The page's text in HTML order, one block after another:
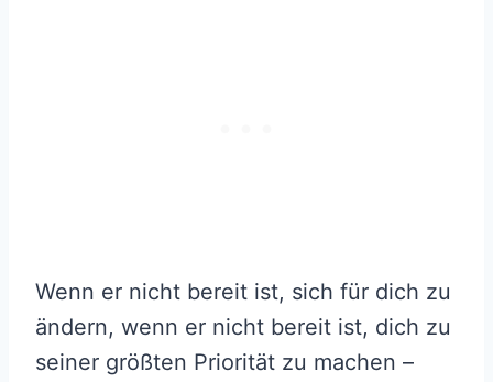
Wenn er nicht bereit ist, sich für dich zu
ändern, wenn er nicht bereit ist, dich zu
seiner größten Priorität zu machen –